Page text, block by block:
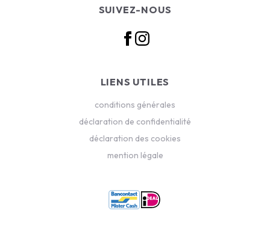
SUIVEZ-NOUS
LIENS UTILES
conditions générales
déclaration de confidentialité
déclaration des cookies
mention légale